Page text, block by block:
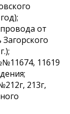
от
11619
213г,